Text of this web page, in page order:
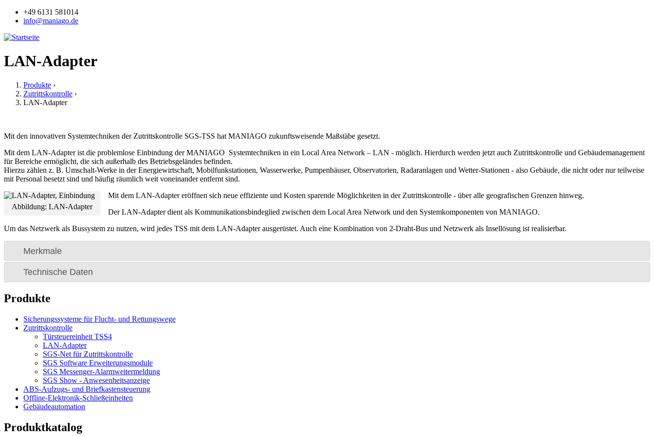
Jump to navigation
+49 6131 581014
info@maniago.de
LAN-Adapter
Sie sind hier
Produkte ›
Zutrittskontrolle ›
LAN-Adapter
Mit den innovativen Systemtechniken der Zutrittskontrolle SGS-TSS hat MANIAGO zukunftsweisende Maßstäbe gesetzt.
Mit dem LAN-Adapter ist die problemlose Einbindung der MANIAGO Systemtechniken in ein Local Area Network – LAN - möglich. Hierdurch werden jetzt auch Zutrittskontrolle und Gebäudemanagement
für Bereiche ermöglicht, die sich außerhalb des Betriebsgeländes befinden.
Hierzu zählen z. B. Umschalt-Werke in der Energiewirtschaft, Mobilfunkstationen, Wasserwerke, Pumpenhäuser, Observatorien, Radaranlagen und Wetter-Stationen - also Gebäude, die nicht oder nur teilweise
mit Personal besetzt sind und häufig räumlich weit voneinander entfernt sind.
Abbildung: LAN-Adapter
Mit dem LAN-Adapter eröffnen sich neue effiziente und Kosten sparende Möglichkeiten in der Zutrittskontrolle - über alle geografischen Grenzen hinweg.
Der LAN-Adapter dient als Kommunikationsbindeglied zwischen dem Local Area Network und den Systemkomponenten von MANIAGO.
Um das Netzwerk als Bussystem zu nutzen, wird jedes TSS mit dem LAN-Adapter ausgerüstet. Auch eine Kombination von 2-Draht-Bus und Netzwerk als Insellösung ist realisierbar.
Merkmale
Technische Daten
Produkte
Sicherungssysteme für Flucht- und Rettungswege
Zutrittskontrolle
Türsteuereinheit TSS4
LAN-Adapter
SGS-Net für Zutrittskontrolle
SGS Software Erweiterungsmodule
SGS Messenger-Alarmweitermeldung
SGS Show - Anwesenheitsanzeige
ABS-Aufzugs- und Briefkastensteuerung
Offline-Elektronik-Schließeinheiten
Gebäudeautomation
Produktkatalog